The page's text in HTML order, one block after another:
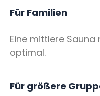
Für Familien
Eine mittlere Sauna
optimal.
Für größere